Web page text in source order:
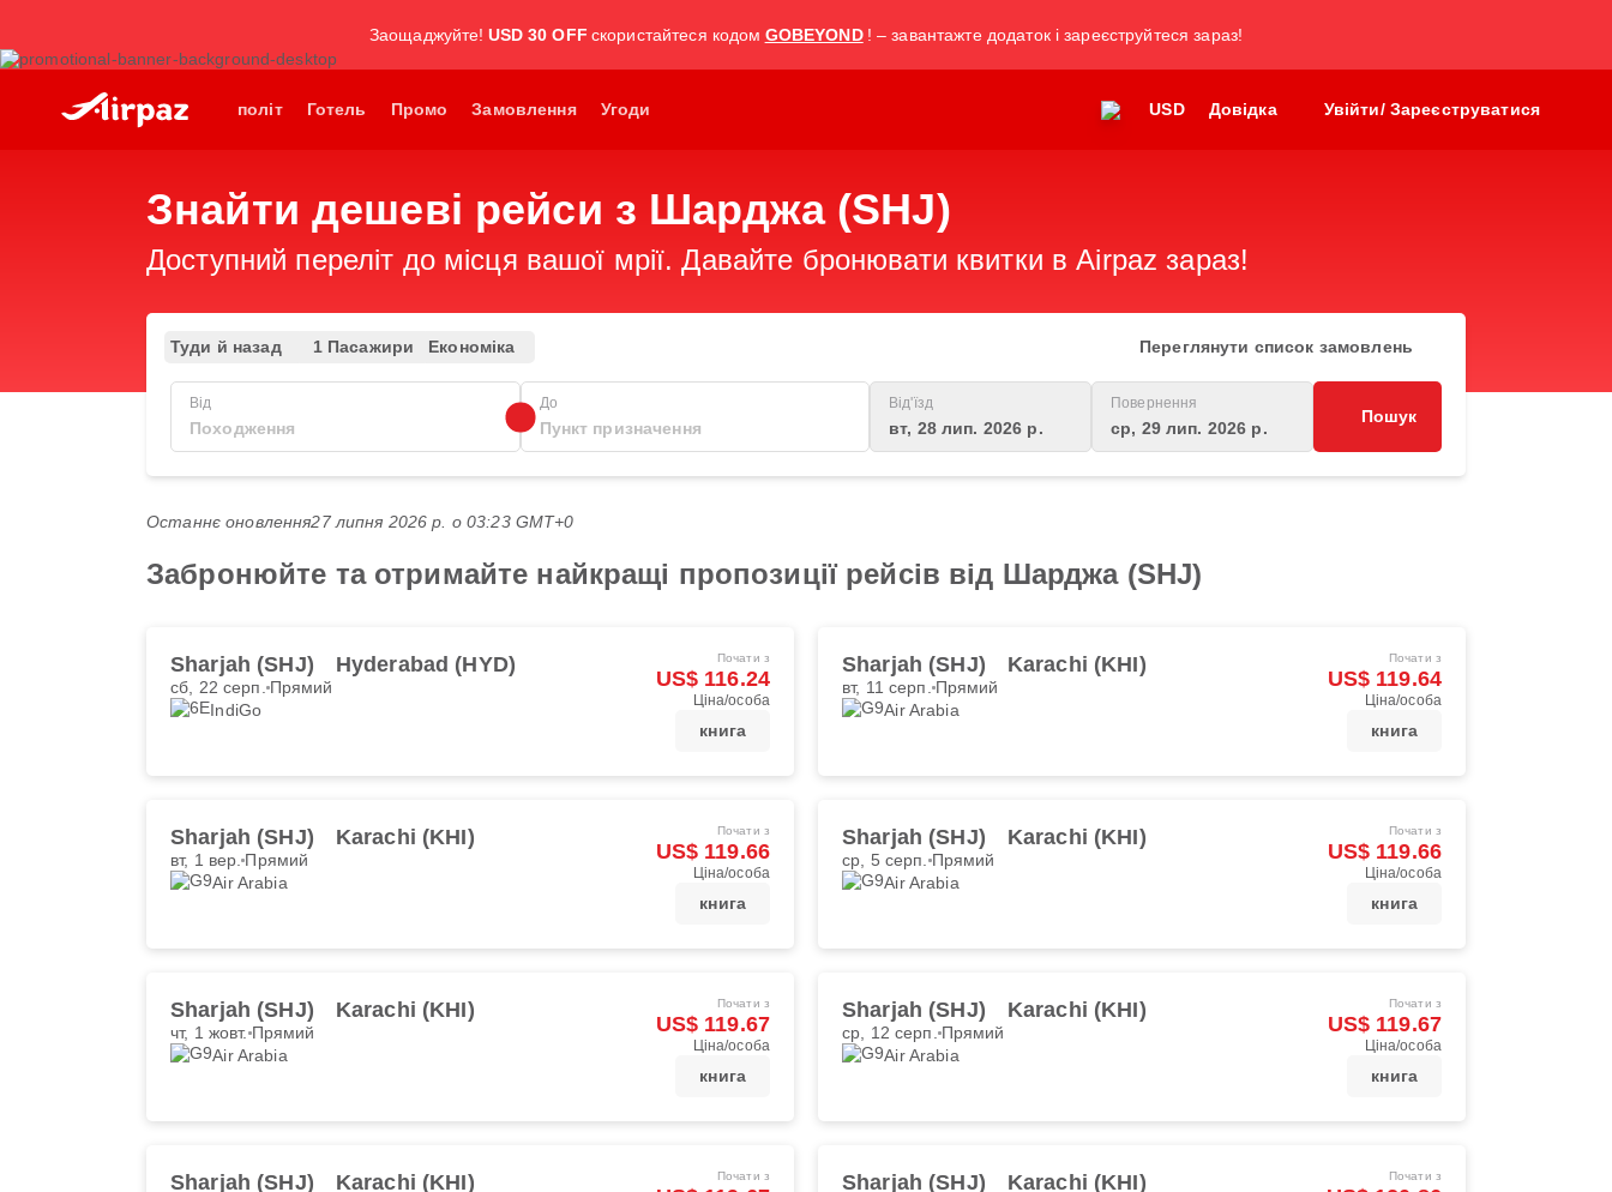
Заощаджуйте! USD 30 OFF скористайтеся кодом GOBEYOND ! – завантажте додаток і зареєструйтеся зараз!
політ Готель Промо Замовлення Угоди USD Довідка Увійти/ Зареєструватися
Знайти дешеві рейси з Шарджа (SHJ)
Доступний переліт до місця вашої мрії. Давайте бронювати квитки в Airpaz зараз!
Туди й назад 1 Пасажири Економіка Переглянути список замовлень
Від До Від'їзд
вт, 28 лип. 2026 р.
Повернення
ср, 29 лип. 2026 р.
Пошук
Останнє оновлення27 липня 2026 р. о 03:23 GMT+0
Забронюйте та отримайте найкращі пропозиції рейсів від Шарджа (SHJ)
Sharjah (SHJ) Hyderabad (HYD)
сб, 22 серп. Прямий
IndiGo
Почати з
US$ 116.24
Ціна/особа
книга
Sharjah (SHJ) Karachi (KHI)
вт, 11 серп. Прямий
Air Arabia
Почати з
US$ 119.64
Ціна/особа
книга
Sharjah (SHJ) Karachi (KHI)
вт, 1 вер. Прямий
Air Arabia
Почати з
US$ 119.66
Ціна/особа
книга
Sharjah (SHJ) Karachi (KHI)
ср, 5 серп. Прямий
Air Arabia
Почати з
US$ 119.66
Ціна/особа
книга
Sharjah (SHJ) Karachi (KHI)
чт, 1 жовт. Прямий
Air Arabia
Почати з
US$ 119.67
Ціна/особа
книга
Sharjah (SHJ) Karachi (KHI)
ср, 12 серп. Прямий
Air Arabia
Почати з
US$ 119.67
Ціна/особа
книга
Sharjah (SHJ) Karachi (KHI) Почати з Sharjah (SHJ) Karachi (KHI) Почати з